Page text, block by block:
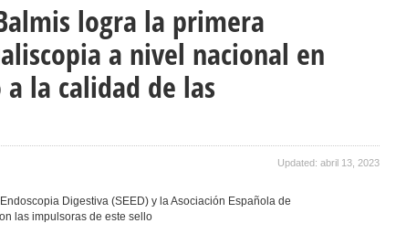
logra la primera
a nivel nacional en
la calidad de las
Updated: abril 13, 2023
Digestiva (SEED) y la Asociación Española de
las impulsoras de este sello